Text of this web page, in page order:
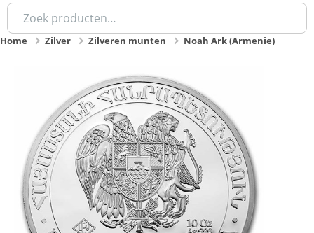
Zoeken
naar:
Home Zilver Zilveren munten Noah Ark (Armenie)